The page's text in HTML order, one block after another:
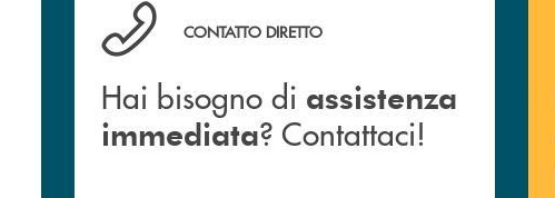
Hai bisogno di assistenza immediata ? Contattaci!
CONTATTO DIRETTO
Hai bisogno di assistenza
immediata? Contattaci!